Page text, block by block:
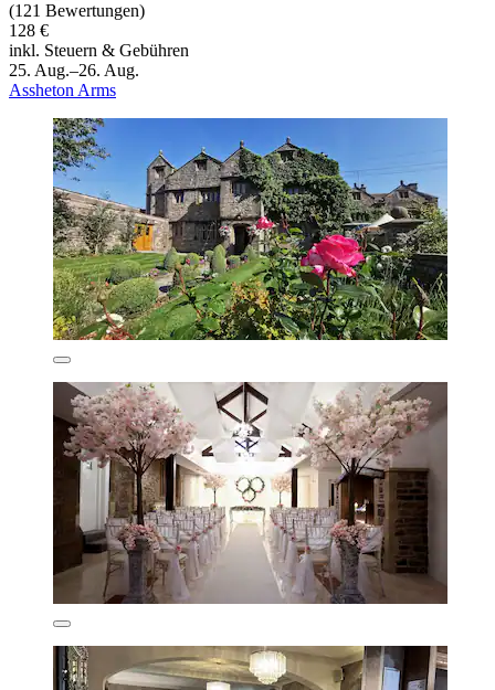
(121 Bewertungen)
128 €
inkl. Steuern & Gebühren
25. Aug.–26. Aug.
Assheton Arms